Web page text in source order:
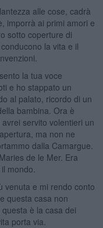
alle cose, cadrà
imporrà ai primi amori e
sotto coperture di
la vita e il
la tua voce
e ho stappato un
al palato, ricordo di un
bambina. Ora è
servito volentieri un
ma non ne
dalla Camargue.
de le Mer. Era
mondo.
venuta e mi rendo conto
questa casa non
è la casa dei
porta via.